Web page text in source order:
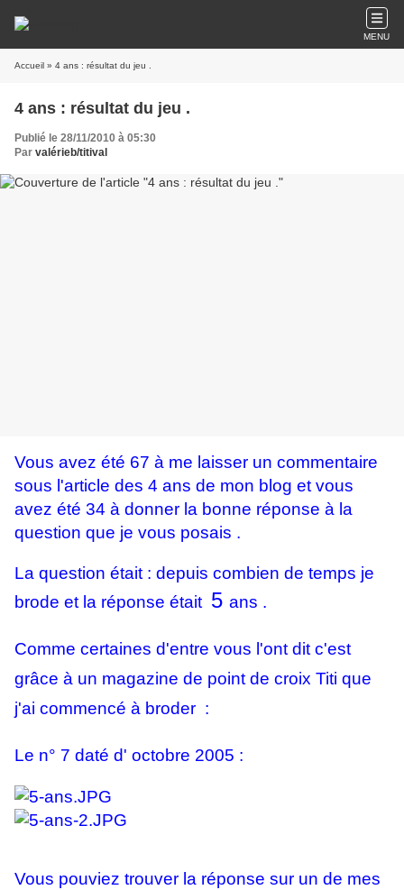
MENU
Accueil » 4 ans : résultat du jeu .
4 ans : résultat du jeu .
Publié le 28/11/2010 à 05:30
Par valérieb/titival
Vous avez été 67 à me laisser un commentaire
sous l'article des 4 ans de mon blog et vous
avez été 34 à donner la bonne réponse à la
question que je vous posais .
La question était : depuis combien de temps je
brode et la réponse était 5 ans .
Comme certaines d'entre vous l'ont dit c'est
grâce à un magazine de point de croix Titi que
j'ai commencé à broder :
Le n° 7 daté d' octobre 2005 :
Vous pouviez trouver la réponse sur un de mes